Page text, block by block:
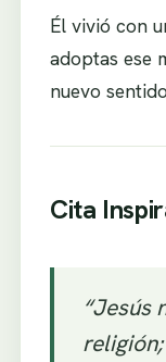
Él vivió con
adoptas ese
nuevo
Cita
“Jesús